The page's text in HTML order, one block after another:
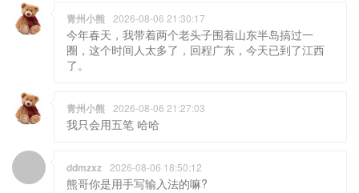
青州小熊 2026-08-06 21:30:17
今年春天，我带着两个老头子围着山东半岛搞过一
圈，这个时间人太多了，回程广东，今天已到了江西
了。
青州小熊 2026-08-06 21:27:03
我只会用五笔 哈哈
ddmzxz 2026-08-06 18:50:12
熊哥你是用手写输入法的嘛?